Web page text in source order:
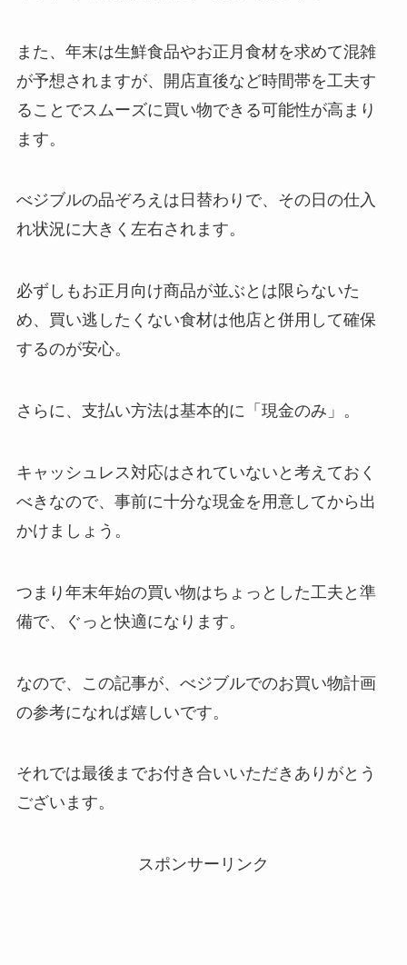
また、年末は生鮮食品やお正月食材を求めて混雑
が予想されますが、開店直後など時間帯を工夫す
ることでスムーズに買い物できる可能性が高まり
ます。
べジブルの品ぞろえは日替わりで、その日の仕入
れ状況に大きく左右されます。
必ずしもお正月向け商品が並ぶとは限らないた
め、買い逃したくない食材は他店と併用して確保
するのが安心。
さらに、支払い方法は基本的に「現金のみ」。
キャッシュレス対応はされていないと考えておく
べきなので、事前に十分な現金を用意してから出
かけましょう。
つまり年末年始の買い物はちょっとした工夫と準
備で、ぐっと快適になります。
なので、この記事が、べジブルでのお買い物計画
の参考になれば嬉しいです。
それでは最後までお付き合いいただきありがとう
ございます。
スポンサーリンク